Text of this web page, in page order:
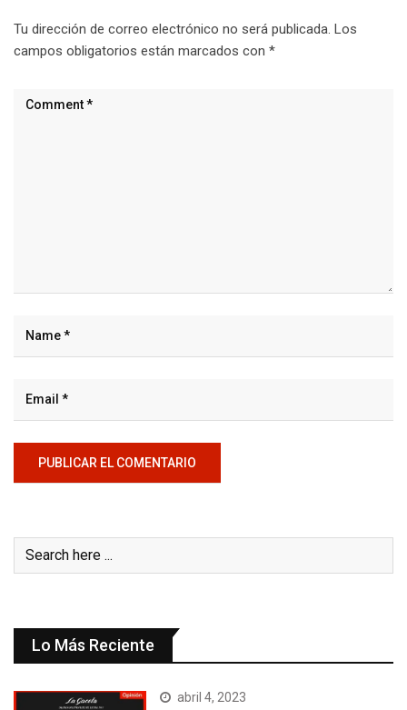
Tu dirección de correo electrónico no será publicada. Los
campos obligatorios están marcados con *
Lo Más Reciente
abril 4, 2023